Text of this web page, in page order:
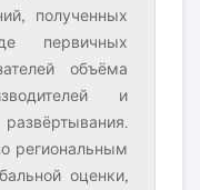
полученных
первичных
объёма
и
региональным
оценки,